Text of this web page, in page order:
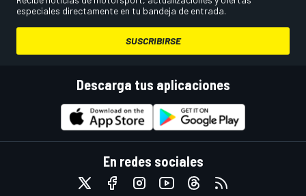
especiales directamente en tu bandeja de entrada.
SUSCRIBIRSE
Descarga tus aplicaciones
En redes sociales